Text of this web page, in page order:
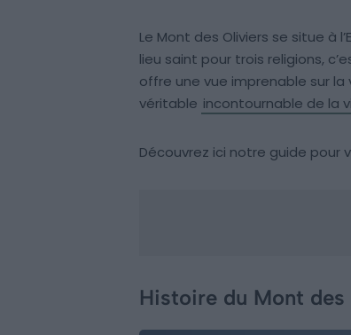
Le Mont des Oliviers se situe à
lieu saint pour trois religions,
offre une vue imprenable sur
véritable incontournable de la
Découvrez ici notre guide pour
Histoire du Mont